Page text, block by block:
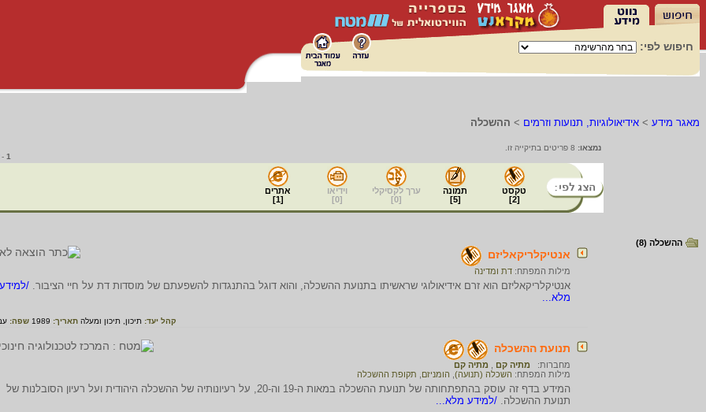
חיפוש לפי:
מאגר מידע > אידיאולוגיות, תנועות וזרמים > ההשכלה
נמצאו:
1
-
טקסט
[
2
]
תמונה
[
5
]
ערך לקסיקלי
[
0
]
וידיאו
[
0
]
אתרים
[
1
]
ההשכלה (8)
אנטיקלריקאליזם
מילות המפתח: דת ומדינה
אנטיקלריקאליזם הוא זרם אידיאולוגי שראשיתו בתנועת ההשכלה, והוא דוגל בהתנגדות להשפעתם של מוסדות דת על חיי הציבור. /למידע
מלא...
קהל יעד: תיכון, תיכון ומעלה תאריך: 1989 שפה:
תנועת ההשכלה
מחברות: מתיה קם
מתיה קם
מילות המפתח: השכלה (תנועה) הומניזם תקופת ההשכלה
המידע בדף זה עוסק בהתפתחותה של תנועת ההשכלה במאות ה-19 וה-20, על רעיונותיה של ההשכלה היהודית ועל רעיון הסובלנות של
תנועת ההשכלה. /למידע מלא...